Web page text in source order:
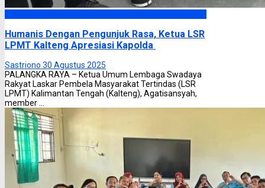
Humanis Dengan Pengunjuk Rasa, Ketua LSR
LPMT Kalteng Apresiasi Kapolda
Sastriono 30 Agustus 2025
PALANGKA RAYA – Ketua Umum Lembaga Swadaya
Rakyat Laskar Pembela Masyarakat Tertindas (LSR
LPMT) Kalimantan Tengah (Kalteng), Agatisansyah,
member ...